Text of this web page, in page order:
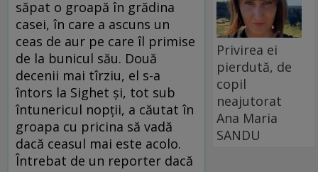
săpat o groapă în grădina
casei, în care a ascuns un
ceas de aur pe care îl primise
de la bunicul său. Două
decenii mai tîrziu, el s-a
întors la Sighet și, tot sub
întunericul nopții, a căutat în
groapa cu pricina să vadă
dacă ceasul mai este acolo.
Întrebat de un reporter dacă
Privirea ei
pierdută, de
copil
neajutorat
Ana Maria
SANDU